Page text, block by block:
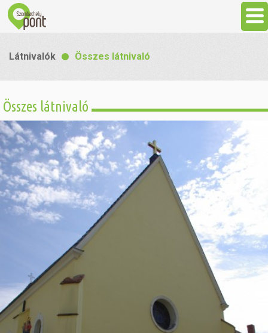
Látnivalók
Gasztronómia
Szállás
Sport
Szabadidő
Hasznos
Látnivalók Összes látnivaló
Összes látnivaló